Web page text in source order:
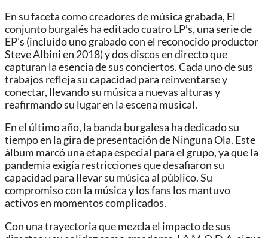
En su faceta como creadores de música grabada, El
conjunto burgalés ha editado cuatro LP’s, una serie de
EP’s (incluido uno grabado con el reconocido productor
Steve Albini en 2018) y dos discos en directo que
capturan la esencia de sus conciertos. Cada uno de sus
trabajos refleja su capacidad para reinventarse y
conectar, llevando su música a nuevas alturas y
reafirmando su lugar en la escena musical.
En el último año, la banda burgalesa ha dedicado su
tiempo en la gira de presentación de Ninguna Ola. Este
álbum marcó una etapa especial para el grupo, ya que la
pandemia exigía restricciones que desafiaron su
capacidad para llevar su música al público. Su
compromiso con la música y los fans los mantuvo
activos en momentos complicados.
Con una trayectoria que mezcla el impacto de sus